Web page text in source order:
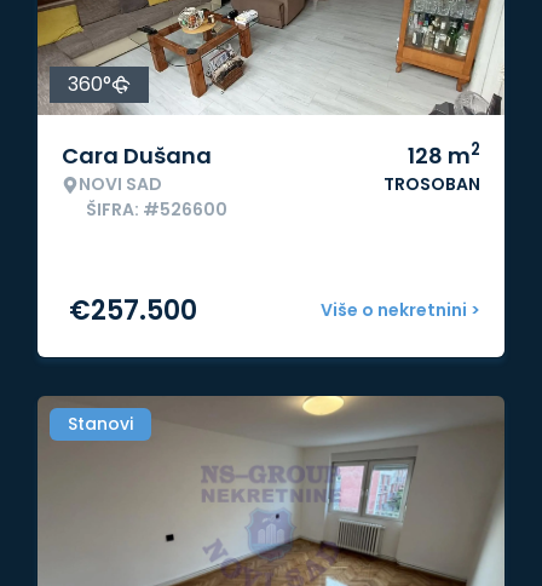
360°
Cara Dušana
NOVI SAD
ŠIFRA: #526600
128 m2
TROSOBAN
Više o nekretnini >
€257.500
Stanovi